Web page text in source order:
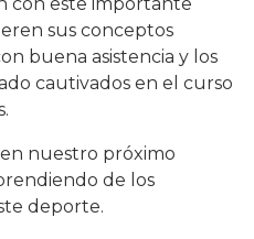
sus conceptos
buena asistencia y los
cautivados en el curso
nuestro próximo
de los
deporte.